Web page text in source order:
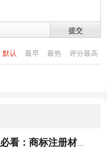
提交
默认 最早 最热 评分最高
北京企业必看：商标注册材料指南详细解...